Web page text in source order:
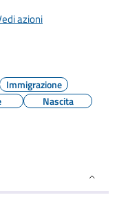
azioni
Immigrazione
Nascita